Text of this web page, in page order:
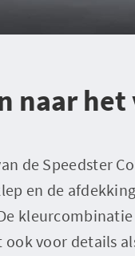
naar het
de Speedster
en de
kleurcombinatie
ook voor details